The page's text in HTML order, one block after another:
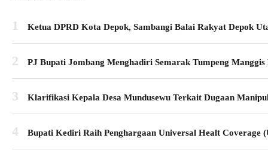
1 Ketua DPRD Kota Depok, Sambangi Balai Rakyat Depok
2 PJ Bupati Jombang Menghadiri Semarak Tumpeng Manggis
3 Klarifikasi Kepala Desa Mundusewu Terkait Dugaan
4 Bupati Kediri Raih Penghargaan Universal Healt Coverage